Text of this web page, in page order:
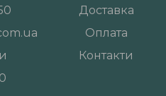
Доставка
Оплата
Контакти